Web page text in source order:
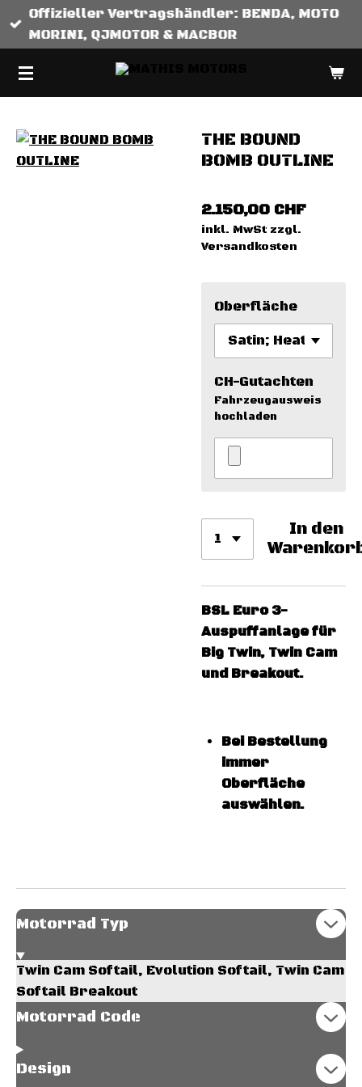
Zum
Hauptinhalt
Offizieller Vertragshändler: BENDA, MOTO
MORINI, QJMOTOR & MACBOR
THE BOUND
BOMB OUTLINE
2.150,00 CHF
inkl. MwSt zzgl.
Versandkosten
Oberfläche
CH-Gutachten
Fahrzeugausweis
hochladen
In den
BSL Euro 3-
Auspuffanlage für
Big Twin, Twin Cam
und Breakout.
Bei Bestellung
immer
Oberfläche
auswählen.
Motorrad Typ
Twin Cam Softail, Evolution Softail, Twin Cam
Softail Breakout
Motorrad Code
Design